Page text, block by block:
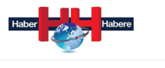
Hava Durumu